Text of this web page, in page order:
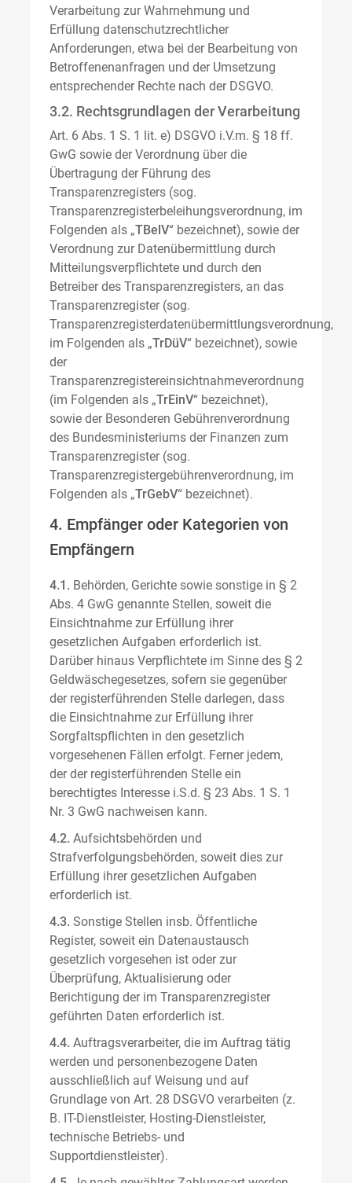
Verarbeitung zur Wahrnehmung und
Erfüllung datenschutzrechtlicher
Anforderungen, etwa bei der Bearbeitung von
Betroffenenanfragen und der Umsetzung
entsprechender Rechte nach der DSGVO.
3.2. Rechtsgrundlagen der Verarbeitung
Art. 6 Abs. 1 S. 1 lit. e) DSGVO i.V.m. § 18 ff.
GwG sowie der Verordnung über die
Übertragung der Führung des
Transparenzregisters (sog.
Transparenzregisterbeleihungsverordnung, im
Folgenden als „TBelV“ bezeichnet), sowie der
Verordnung zur Datenübermittlung durch
Mitteilungsverpflichtete und durch den
Betreiber des Transparenzregisters, an das
Transparenzregister (sog.
Transparenzregisterdatenübermittlungsverordnung,
im Folgenden als „TrDüV“ bezeichnet), sowie
der
Transparenzregistereinsichtnahmeverordnung
(im Folgenden als „TrEinV“ bezeichnet),
sowie der Besonderen Gebührenverordnung
des Bundesministeriums der Finanzen zum
Transparenzregister (sog.
Transparenzregistergebührenverordnung, im
Folgenden als „TrGebV“ bezeichnet).
4. Empfänger oder Kategorien von
Empfängern
4.1. Behörden, Gerichte sowie sonstige in § 2
Abs. 4 GwG genannte Stellen, soweit die
Einsichtnahme zur Erfüllung ihrer
gesetzlichen Aufgaben erforderlich ist.
Darüber hinaus Verpflichtete im Sinne des § 2
Geldwäschegesetzes, sofern sie gegenüber
der registerführenden Stelle darlegen, dass
die Einsichtnahme zur Erfüllung ihrer
Sorgfaltspflichten in den gesetzlich
vorgesehenen Fällen erfolgt. Ferner jedem,
der der registerführenden Stelle ein
berechtigtes Interesse i.S.d. § 23 Abs. 1 S. 1
Nr. 3 GwG nachweisen kann.
4.2. Aufsichtsbehörden und
Strafverfolgungsbehörden, soweit dies zur
Erfüllung ihrer gesetzlichen Aufgaben
erforderlich ist.
4.3. Sonstige Stellen insb. Öffentliche
Register, soweit ein Datenaustausch
gesetzlich vorgesehen ist oder zur
Überprüfung, Aktualisierung oder
Berichtigung der im Transparenzregister
geführten Daten erforderlich ist.
4.4. Auftragsverarbeiter, die im Auftrag tätig
werden und personenbezogene Daten
ausschließlich auf Weisung und auf
Grundlage von Art. 28 DSGVO verarbeiten (z.
B. IT-Dienstleister, Hosting-Dienstleister,
technische Betriebs- und
Supportdienstleister).